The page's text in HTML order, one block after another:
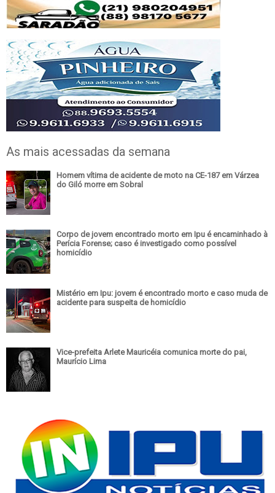
As mais acessadas da semana
Homem vítima de acidente de moto na CE-187 em Várzea
do Giló morre em Sobral
Corpo de jovem encontrado morto em Ipu é encaminhado à
Perícia Forense; caso é investigado como possível
homicídio
Mistério em Ipu: jovem é encontrado morto e caso muda de
acidente para suspeita de homicídio
Vice-prefeita Arlete Mauricéia comunica morte do pai,
Maurício Lima